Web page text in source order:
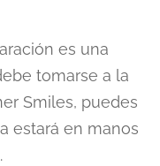
es una
tomarse a la
Smiles, puedes
estará en manos